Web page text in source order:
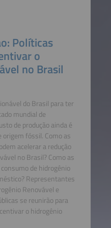
Políticas
o
no Brasil
do Brasil para ter
mundial de
de produção ainda é
origem fóssil. Como as
acelerar a redução
no Brasil? Como as
de hidrogênio
Representantes
Renovável e
se reunirão para
o hidrogênio